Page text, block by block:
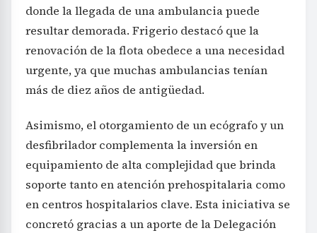
donde la llegada de una ambulancia puede
resultar demorada. Frigerio destacó que la
renovación de la flota obedece a una necesidad
urgente, ya que muchas ambulancias tenían
más de diez años de antigüedad.
Asimismo, el otorgamiento de un ecógrafo y un
desfibrilador complementa la inversión en
equipamiento de alta complejidad que brinda
soporte tanto en atención prehospitalaria como
en centros hospitalarios clave. Esta iniciativa se
concretó gracias a un aporte de la Delegación